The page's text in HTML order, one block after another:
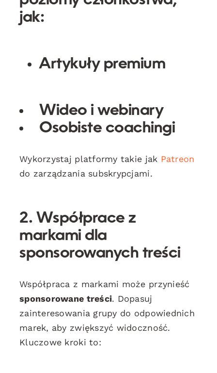
jak:
Artykuły premium
Wideo i webinary
Osobiste coachingi
Wykorzystaj platformy takie jak Patreon
do zarządzania subskrypcjami.
2. Współprace z
markami dla
sponsorowanych treści
Współpraca z markami może przynieść
sponsorowane treści. Dopasuj
zainteresowania grupy do odpowiednich
marek, aby zwiększyć widoczność.
Kluczowe kroki to: